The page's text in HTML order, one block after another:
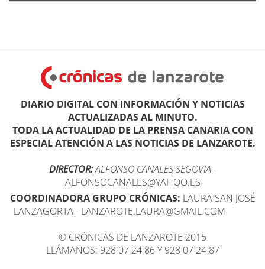
DIARIO DIGITAL CON INFORMACIÓN Y NOTICIAS
ACTUALIZADAS AL MINUTO.
TODA LA ACTUALIDAD DE LA PRENSA CANARIA CON
ESPECIAL ATENCIÓN A LAS NOTICIAS DE LANZAROTE.
DIRECTOR:ALFONSO CANALES SEGOVIA -
ALFONSOCANALES@YAHOO.ES
COORDINADORA GRUPO CRÓNICAS: LAURA SAN JOSÉ
LANZAGORTA - LANZAROTE.LAURA@GMAIL.COM
© CRÓNICAS DE LANZAROTE 2015
LLÁMANOS: 928 07 24 86 Y 928 07 24 87